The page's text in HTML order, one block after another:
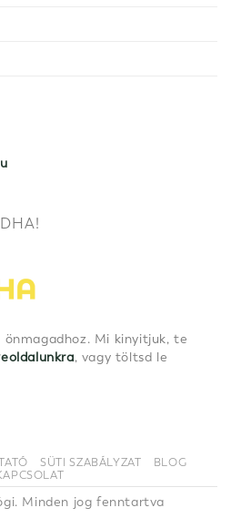
Mi kinyitjuk, te
, vagy töltsd le
SÜTI SZABÁLYZAT
BLOG
Minden jog fenntartva